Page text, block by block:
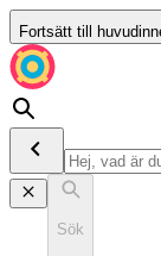
Fortsätt till
Sök